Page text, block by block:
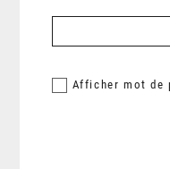
Afficher mot de